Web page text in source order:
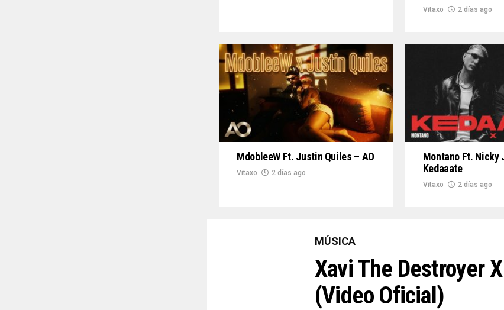
Vitaxo 2 días ago
MdobleeW Ft. Justin Quiles – AO
Vitaxo 2 días ago
Montano Ft. Nicky
Kedaaate
Vitaxo 2 días ago
MÚSICA
Xavi The Destroyer
(Video Oficial)